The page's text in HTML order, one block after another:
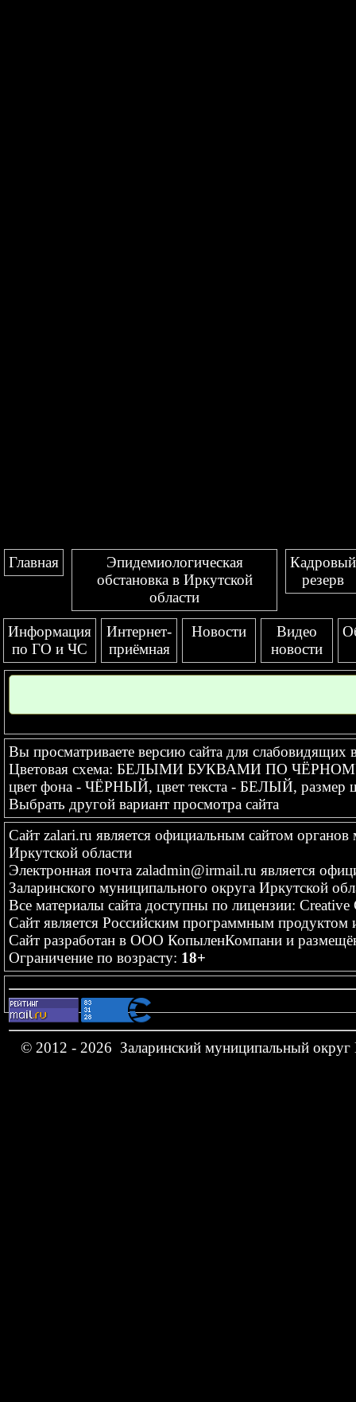
Главная
Эпидемиологическая
обстановка в Иркутской
области
Кадровый
резерв
Информация
по ГО и ЧС
Интернет-
приёмная
Новости
Видео
новости
Вы просматриваете версию сайта для слабовидящих
Цветовая схема: БЕЛЫМИ БУКВАМИ ПО
цвет фона - ЧЁРНЫЙ, цвет текста - БЕЛЫЙ,
Выбрать другой вариант просмотра сайта
Сайт zalari.ru является официальным сайтом органов
Иркутской области
Электронная почта zaladmin@irmail.ru является
Заларинского муниципального округа Иркутской
Все материалы сайта доступны по лицензии: Creative
Сайт является Российским программным
Сайт разработан в ООО КопыленКомпани и
Ограничение по возрасту: 18+
© 2012 - 2026 Заларинский муниципальный округ